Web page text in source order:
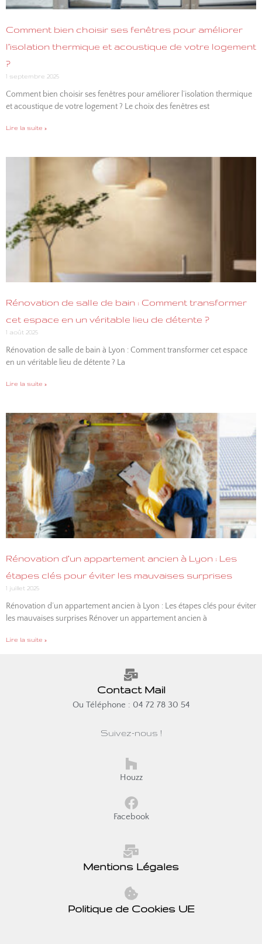
Comment bien choisir ses fenêtres pour améliorer
l’isolation thermique et acoustique de votre logement
?
1 septembre 2025
Comment bien choisir ses fenêtres pour améliorer l’isolation thermique
et acoustique de votre logement ? Le choix des fenêtres est
Lire la suite »
Rénovation de salle de bain : Comment transformer
cet espace en un véritable lieu de détente ?
1 août 2025
Rénovation de salle de bain à Lyon : Comment transformer cet espace
en un véritable lieu de détente ? La
Lire la suite »
Rénovation d’un appartement ancien à Lyon : Les
étapes clés pour éviter les mauvaises surprises
1 juillet 2025
Rénovation d’un appartement ancien à Lyon : Les étapes clés pour éviter
les mauvaises surprises Rénover un appartement ancien à
Lire la suite »
Contact Mail
Ou Téléphone : 04 72 78 30 54
Suivez-nous !
Houzz
Facebook
Mentions Légales
Politique de Cookies UE